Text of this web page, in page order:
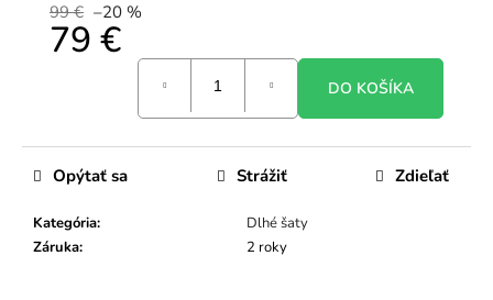
99 € –20 %
79 €
DO KOŠÍKA
Kategória:
Dlhé šaty
Záruka: 2 roky
Opýtať sa Strážiť Zdieľať